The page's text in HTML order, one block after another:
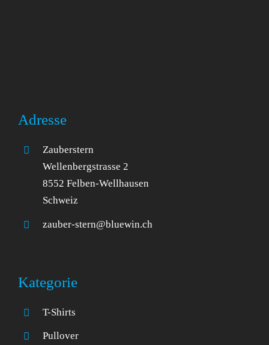
Adresse
Zauberstern
Wellenbergstrasse 2
8552 Felben-Wellhausen
Schweiz
zauber-stern@bluewin.ch
Kategorie
T-Shirts
Pullover